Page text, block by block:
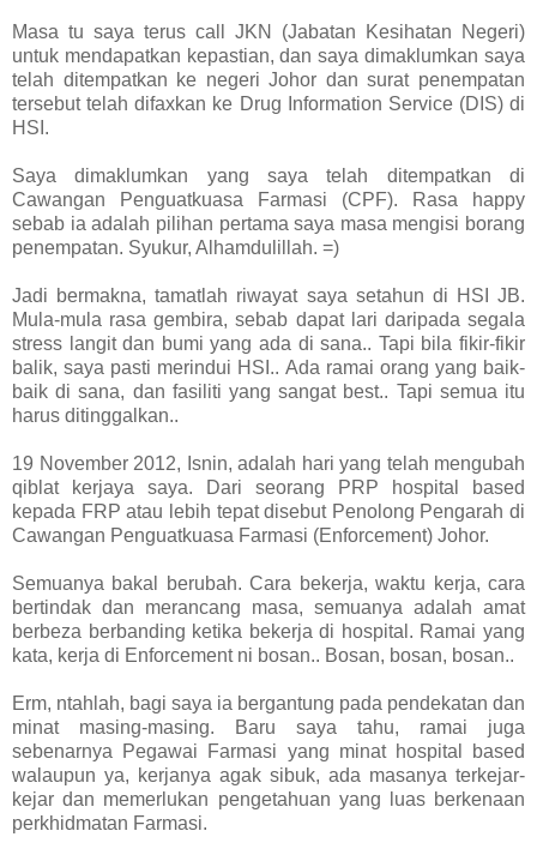
Masa tu saya terus call JKN (Jabatan Kesihatan Negeri)
untuk mendapatkan kepastian, dan saya dimaklumkan saya
telah ditempatkan ke negeri Johor dan surat penempatan
tersebut telah difaxkan ke Drug Information Service (DIS) di
HSI.
Saya dimaklumkan yang saya telah ditempatkan di
Cawangan Penguatkuasa Farmasi (CPF). Rasa happy
sebab ia adalah pilihan pertama saya masa mengisi borang
penempatan. Syukur, Alhamdulillah. =)
Jadi bermakna, tamatlah riwayat saya setahun di HSI JB.
Mula-mula rasa gembira, sebab dapat lari daripada segala
stress langit dan bumi yang ada di sana.. Tapi bila fikir-fikir
balik, saya pasti merindui HSI.. Ada ramai orang yang baik-
baik di sana, dan fasiliti yang sangat best.. Tapi semua itu
harus ditinggalkan..
19 November 2012, Isnin, adalah hari yang telah mengubah
qiblat kerjaya saya. Dari seorang PRP hospital based
kepada FRP atau lebih tepat disebut Penolong Pengarah di
Cawangan Penguatkuasa Farmasi (Enforcement) Johor.
Semuanya bakal berubah. Cara bekerja, waktu kerja, cara
bertindak dan merancang masa, semuanya adalah amat
berbeza berbanding ketika bekerja di hospital. Ramai yang
kata, kerja di Enforcement ni bosan.. Bosan, bosan, bosan..
Erm, ntahlah, bagi saya ia bergantung pada pendekatan dan
minat masing-masing. Baru saya tahu, ramai juga
sebenarnya Pegawai Farmasi yang minat hospital based
walaupun ya, kerjanya agak sibuk, ada masanya terkejar-
kejar dan memerlukan pengetahuan yang luas berkenaan
perkhidmatan Farmasi.